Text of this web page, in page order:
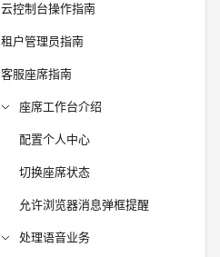
云控制台操作指南
租户管理员指南
客服座席指南
座席工作台介绍
配置个人中心
切换座席状态
允许浏览器消息弹框提醒
处理语音业务